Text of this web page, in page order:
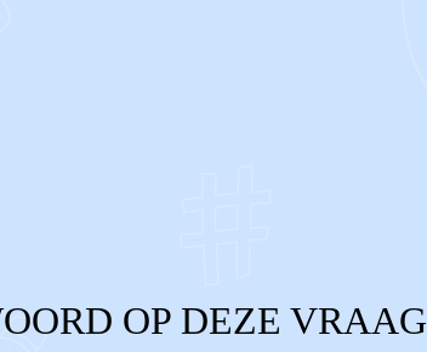
OP DEZE VRAAG